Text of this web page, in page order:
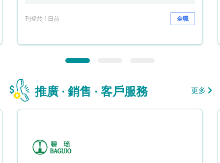
刊登於 1日前 全職
推廣 · 銷售 · 客戶服務 更多